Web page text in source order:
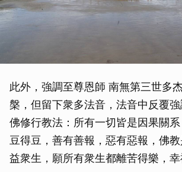
此外，強調至尊恩師 南無第三世多
槃，但留下衆多法音，法音中反覆
佛修行教法：所有一切皆是因果關
豆得豆，善有善報，惡有惡報，佛
益衆生，願所有衆生都離苦得樂，幸